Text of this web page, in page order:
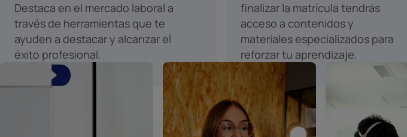
Destaca en el mercado laboral a
través de herramientas que te
ayuden a destacar y alcanzar el
éxito profesional.
finalizar la matrícula tendrás
acceso a contenidos y
materiales especializados para
reforzar tu aprendizaje.